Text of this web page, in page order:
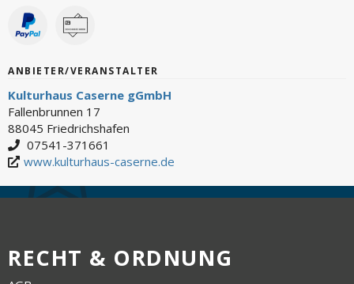
ANBIETER/VERANSTALTER
Kulturhaus Caserne gGmbH
Fallenbrunnen 17
88045 Friedrichshafen
07541-371661
www.kulturhaus-caserne.de
RECHT & ORDNUNG